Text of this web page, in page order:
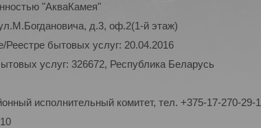
"АкваКамея"
д.3, оф.2(1-й этаж)
Реестре бытовых услуг: 20.04.2016
услуг: 326672, Республика Беларусь
исполнительный комитет, тел. +375-17-270-29-